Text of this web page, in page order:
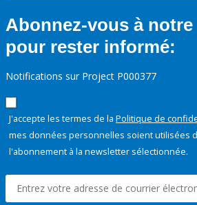
Abonnez-vous à
pour rester informé:
Notifications sur Project P000377
J'accepte les termes de la Politique de
mes données personnelles soient utilisées
l'abonnement à la newsletter sélectionnée.